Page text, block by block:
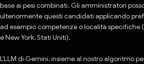
base ai pesi combinati. Gli amministratori
ulteriormente questi candidati applicando
ad esempio competenze o località specifiche
e New York, Stati Uniti).
L'LLM di Gemini, insieme al nostro algoritmo